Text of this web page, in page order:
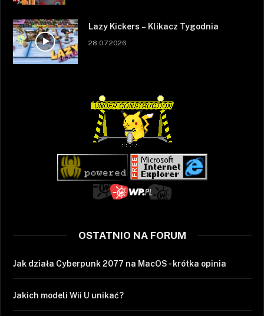
Lazy Kickers – Klikacz Tygodnia
28.07.2026
OSTATNIO NA FORUM
Jak działa Cyberpunk 2077 na MacOS - krótka opinia
Jakich modeli Wii U unikać?